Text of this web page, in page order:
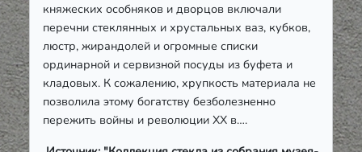
княжеских особняков и дворцов включали
перечни стеклянных и хрустальных ваз, кубков,
люстр, жирандолей и огромные списки
ординарной и сервизной посуды из буфета и
кладовых. К сожалению, хрупкость материала не
позволила этому богатству безболезненно
пережить войны и революции ХХ в….